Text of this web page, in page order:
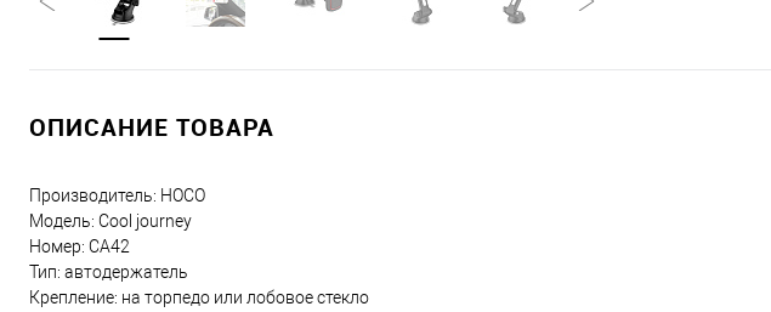
ОПИСАНИЕ ТОВАРА
Производитель: HOCO
Модель: Cool journey
Номер: CA42
Тип: автодержатель
Крепление: на торпедо или лобовое стекло